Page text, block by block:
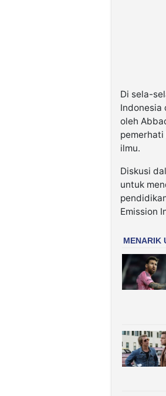
Di sela-
Indonesia
oleh
ilmu.
Diskusi
untuk
Emission